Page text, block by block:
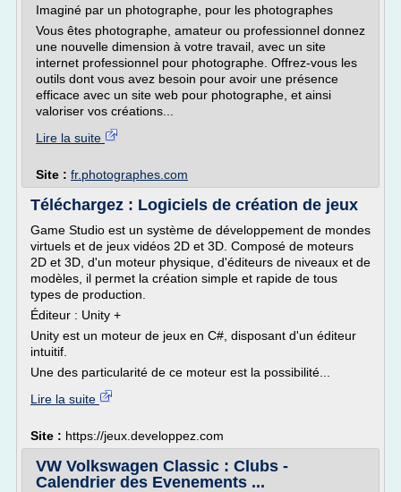
Imaginé par un photographe, pour les photographes
Vous êtes photographe, amateur ou professionnel donnez
une nouvelle dimension à votre travail, avec un site
internet professionnel pour photographe. Offrez-vous les
outils dont vous avez besoin pour avoir une présence
efficace avec un site web pour photographe, et ainsi
valoriser vos créations...
Lire la suite
Site : fr.photographes.com
Téléchargez : Logiciels de création de jeux
Game Studio est un système de développement de mondes
virtuels et de jeux vidéos 2D et 3D. Composé de moteurs
2D et 3D, d'un moteur physique, d'éditeurs de niveaux et de
modèles, il permet la création simple et rapide de tous
types de production.
Éditeur : Unity +
Unity est un moteur de jeux en C#, disposant d'un éditeur
intuitif.
Une des particularité de ce moteur est la possibilité...
Lire la suite
Site : https://jeux.developpez.com
VW Volkswagen Classic : Clubs -
Calendrier des Evenements ...